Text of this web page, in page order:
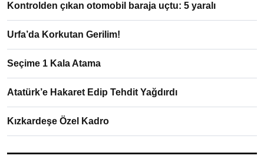
Kontrolden çıkan otomobil baraja uçtu: 5 yaralı
Urfa’da Korkutan Gerilim!
Seçime 1 Kala Atama
Atatürk’e Hakaret Edip Tehdit Yağdırdı
Kızkardeşe Özel Kadro